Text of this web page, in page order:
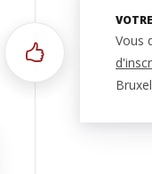
Vous